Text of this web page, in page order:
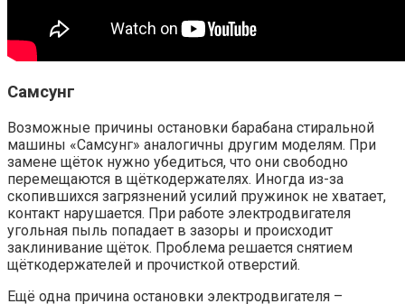
Самсунг
Возможные причины остановки барабана стиральной
машины «Самсунг» аналогичны другим моделям. При
замене щёток нужно убедиться, что они свободно
перемещаются в щёткодержателях. Иногда из-за
скопившихся загрязнений усилий пружинок не хватает,
контакт нарушается. При работе электродвигателя
угольная пыль попадает в зазоры и происходит
заклинивание щёток. Проблема решается снятием
щёткодержателей и прочисткой отверстий.
Ещё одна причина остановки электродвигателя –